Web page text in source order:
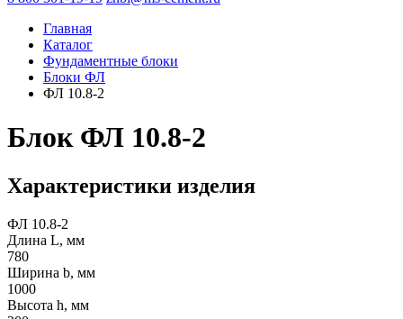
Главная
Каталог
Фундаментные блоки
Блоки ФЛ
ФЛ 10.8-2
Блок ФЛ 10.8-2
Характеристики изделия
ФЛ 10.8-2
Длина L, мм
780
Ширина b, мм
1000
Высота h, мм